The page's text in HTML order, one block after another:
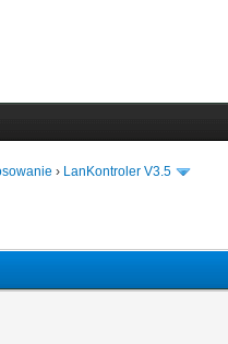
› LanKontroler V3.5